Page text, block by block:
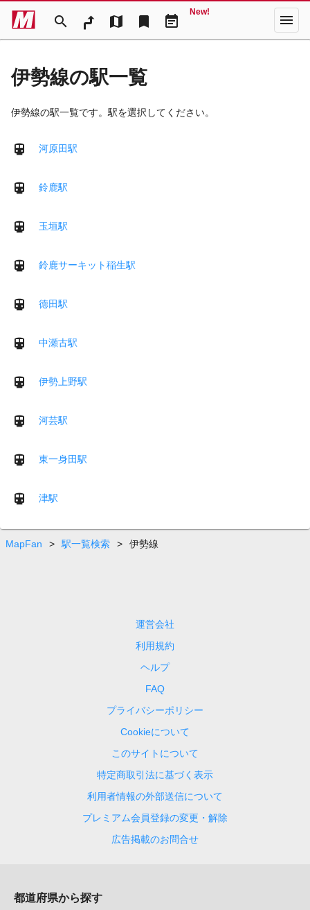
search map bookmark event_note
New! menu
伊勢線の駅一覧
伊勢線の駅一覧です。駅を選択してください。
河原田駅
鈴鹿駅
玉垣駅
鈴鹿サーキット稲生駅
徳田駅
中瀬古駅
伊勢上野駅
河芸駅
東一身田駅
津駅
MapFan > 駅一覧検索 > 伊勢線
運営会社
利用規約
ヘルプ
FAQ
プライバシーポリシー
Cookieについて
このサイトについて
特定商取引法に基づく表示
利用者情報の外部送信について
プレミアム会員登録の変更・解除
広告掲載のお問合せ
都道府県から探す